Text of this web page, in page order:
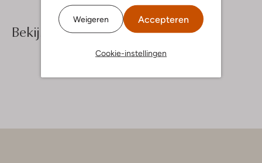
Weigeren Accepteren
Cookie-instellingen
Bekijk meer